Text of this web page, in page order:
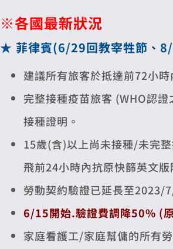
※各國最新狀況
★ 菲律賓(6/29回教宰牲節、
建議所有旅客於抵達前72小時
完整接種疫苗旅客 (WHO認
接種證明。
15歲(含)以上尚未接種/未完
飛前24小時內抗原快篩英文
勞動契約驗證已延長至2023/
6/15開始.驗證費調降50% (
家庭看護工/家庭幫傭的所有